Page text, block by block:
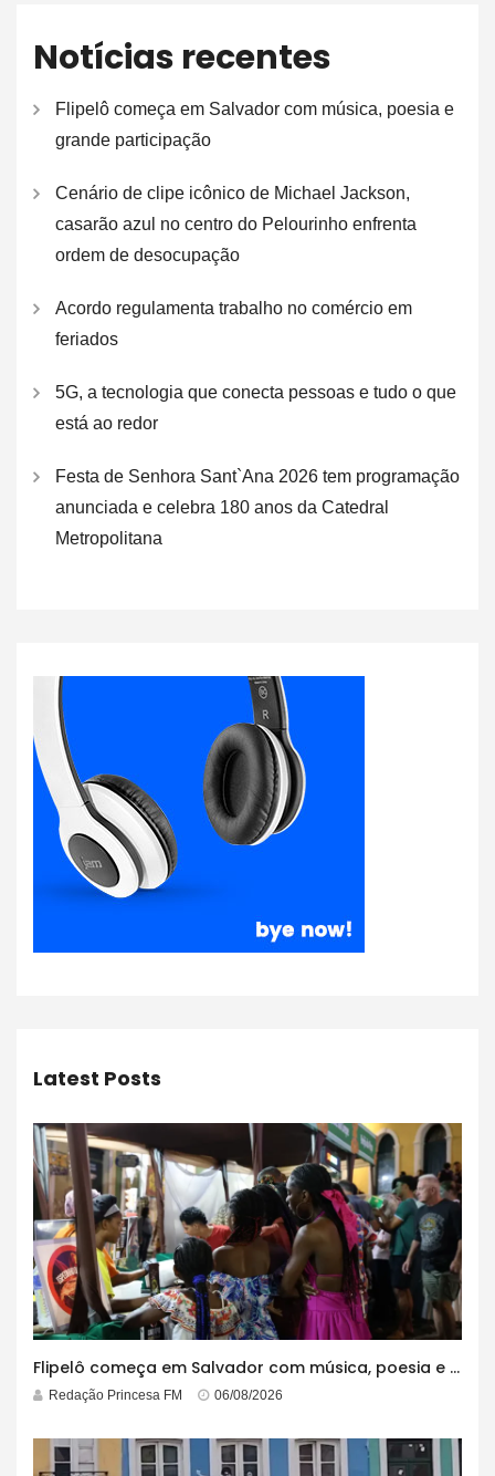
Notícias recentes
Flipelô começa em Salvador com música, poesia e
grande participação
Cenário de clipe icônico de Michael Jackson,
casarão azul no centro do Pelourinho enfrenta
ordem de desocupação
Acordo regulamenta trabalho no comércio em
feriados
5G, a tecnologia que conecta pessoas e tudo o que
está ao redor
Festa de Senhora Sant`Ana 2026 tem programação
anunciada e celebra 180 anos da Catedral
Metropolitana
Latest Posts
Flipelô começa em Salvador com música, poesia e grande participação
Redação Princesa FM 06/08/2026